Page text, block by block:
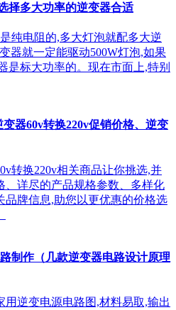
择多大功率的逆变器合适
纯电阻的,多大灯泡就配多大逆
器就一定能驱动500W灯泡,如果
是标大功率的。现在市面上,特别
器60v转换220v促销价格、逆变
转换220v相关商品让你挑选,并
、详尽的产品规格参数、多样化
品牌信息,助您以更优惠的价格选
制作（几款逆变器电路设计原理
用逆变电源电路图,材料易取,输出